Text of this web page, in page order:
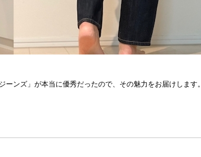
ンズ」が本当に優秀だったので、その魅力をお届けします。